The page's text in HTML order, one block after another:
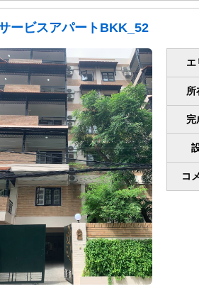
ービスアパートBKK_52
エ
所
完
コ